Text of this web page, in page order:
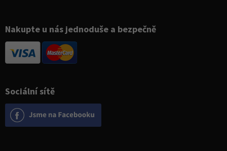
Sociální sítě
Nakupte u nás jednoduše a bezpečně